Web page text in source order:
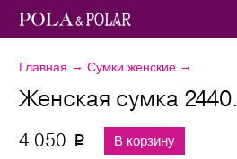
Главная → Сумки женские →
Женская сумка 2440.
4 050 p В корзину